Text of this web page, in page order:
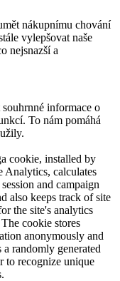
nákupnímu chování
vylepšovat naše
nejsnazší a
informace o
To nám pomáhá
cookie, installed by
Analytics, calculates
and campaign
also keeps track of site
the site's analytics
cookie stores
anonymously and
a randomly generated
to recognize unique